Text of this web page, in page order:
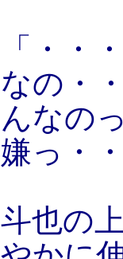
「・・
なの・
んなの
嫌っ・
斗也の